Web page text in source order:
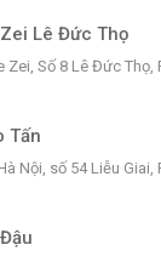
Lê Đức Thọ
Zei, Số 8 Lê Đức Thọ,
Tấn
Nội, số 54 Liễu Giai,